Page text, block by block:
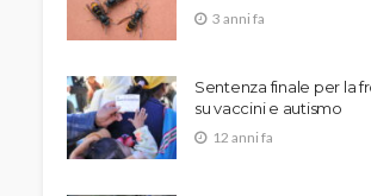
3 anni fa
Sentenza finale per la
su vaccini e autismo
12 anni fa